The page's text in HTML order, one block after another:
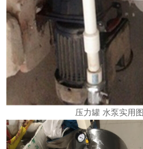
压力罐 水泵实用图